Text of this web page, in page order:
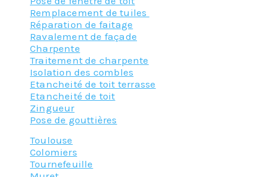
Remplacement de tuiles
Réparation de faitage
Ravalement de façade
Charpente
Traitement de charpente
Isolation des combles
Etancheité de toit terrasse
Etancheité de toit
Zingueur
Pose de gouttières
Toulouse
Colomiers
Tournefeuille